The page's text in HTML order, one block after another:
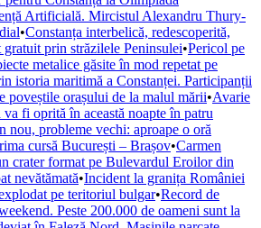
Artificială. Mircistul Alexandru Thury-
•Constanța interbelică, redescoperită,
prin străzilele Peninsulei•Pericol pe
metalice găsite în mod repetat pe
istoria maritimă a Constanței. Participanții
poveștile orașului de la malul mării•Avarie
fi oprită în această noapte în patru
nou, probleme vechi: aproape o oră
cursă București – Brașov•Carmen
crater format pe Bulevardul Eroilor din
nevătămată•Incident la granița României
pe teritoriul bulgar•Record de
Peste 200.000 de oameni sunt la